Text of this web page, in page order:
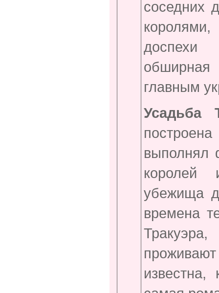
соседних
доспехи
главным
Усадьба
выполнял
королей
убежища
времена